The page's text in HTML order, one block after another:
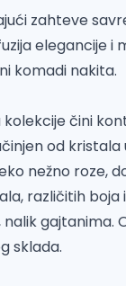
zahteve
elegancije
komadi nakita.
kolekcije čini
od
nežno roze,
različitih
gajtanima.
sklada.